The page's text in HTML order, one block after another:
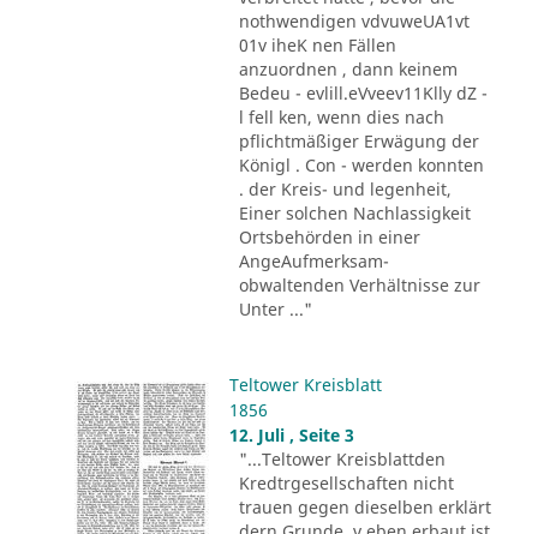
nothwendigen vdvuweUA1vt
01v iheK nen Fällen
anzuordnen , dann keinem
Bedeu - evlill.eVveev11Klly dZ -
l fell ken, wenn dies nach
pflichtmäßiger Erwägung der
Königl . Con - werden konnten
. der Kreis- und legenheit,
Einer solchen Nachlassigkeit
Ortsbehörden in einer
AngeAufmerksam-
obwaltenden Verhältnisse zur
Unter ..."
Teltower Kreisblatt
1856
12. Juli , Seite 3
"...Teltower Kreisblattden
Kredtrgesellschaften nicht
trauen gegen dieselben erklärt